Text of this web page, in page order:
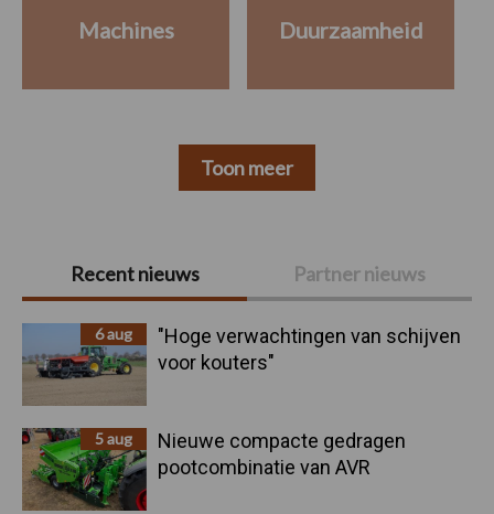
Primaire
Sidebar
Recent nieuws Partner nieuws
6 aug
"Hoge verwachtingen van schijven
voor kouters"
5 aug
Nieuwe compacte gedragen
pootcombinatie van AVR
Machines Duurzaamheid
Toon meer